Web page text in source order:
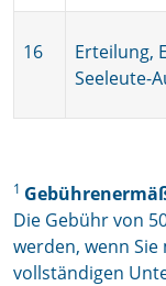
16
Erteilung,
Seeleute-
1
Die Gebühr von
werden, wenn
vollständigen